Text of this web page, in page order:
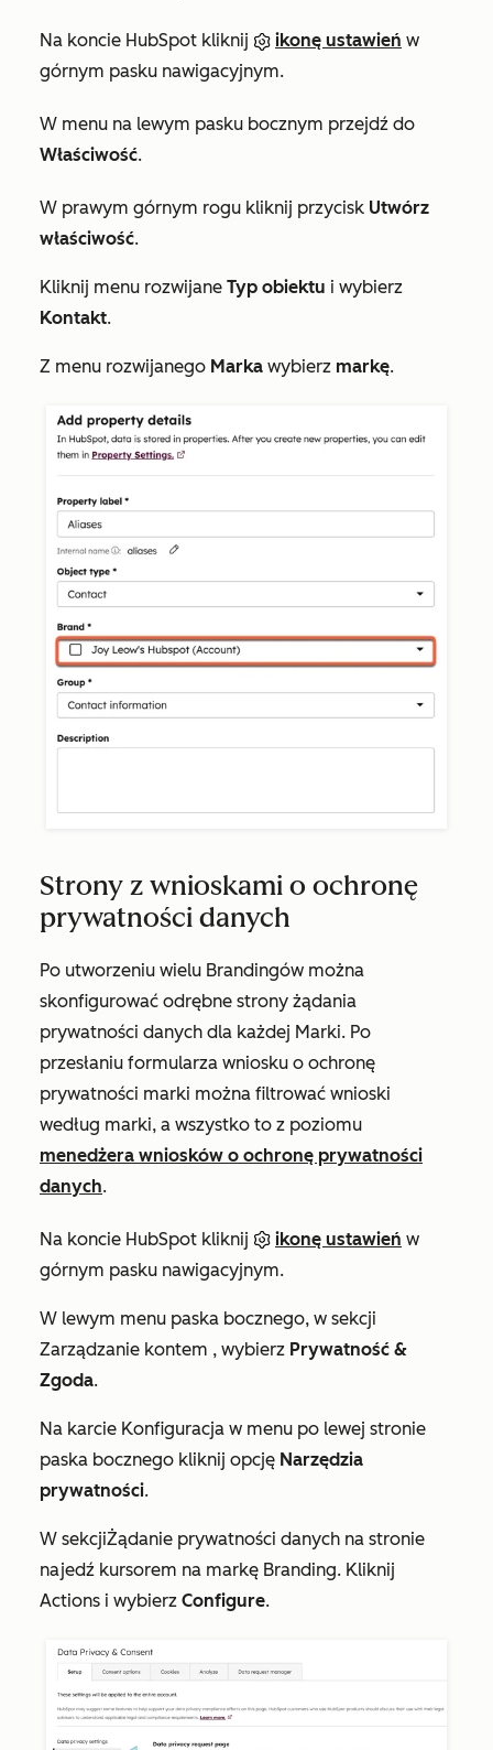
Na koncie HubSpot kliknij ikonę ustawień w
górnym pasku nawigacyjnym.
W menu na lewym pasku bocznym przejdź do
Właściwość.
W prawym górnym rogu kliknij przycisk Utwórz
właściwość.
Kliknij menu rozwijane Typ obiektu i wybierz
Kontakt.
Z menu rozwijanego Marka wybierz markę.
Strony z wnioskami o ochronę
prywatności danych
Po utworzeniu wielu Brandingów można
skonfigurować odrębne strony żądania
prywatności danych dla każdej Marki. Po
przesłaniu formularza wniosku o ochronę
prywatności marki można filtrować wnioski
według marki, a wszystko to z poziomu
menedżera wniosków o ochronę prywatności
danych.
Na koncie HubSpot kliknij ikonę ustawień w
górnym pasku nawigacyjnym.
W lewym menu paska bocznego, w sekcji
Zarządzanie kontem , wybierz Prywatność &
Zgoda.
Na karcie Konfiguracja w menu po lewej stronie
paska bocznego kliknij opcję Narzędzia
prywatności.
W sekcjiŻądanie prywatności danych na stronie
najedź kursorem na markę Branding. Kliknij
Actions i wybierz Configure.